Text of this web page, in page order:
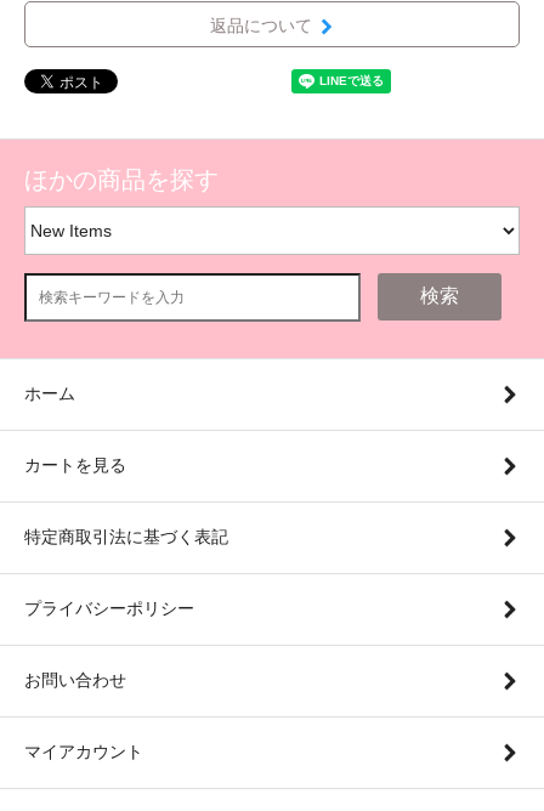
返品について
ほかの商品を探す
検索
ホーム
カートを見る
特定商取引法に基づく表記
プライバシーポリシー
お問い合わせ
マイアカウント